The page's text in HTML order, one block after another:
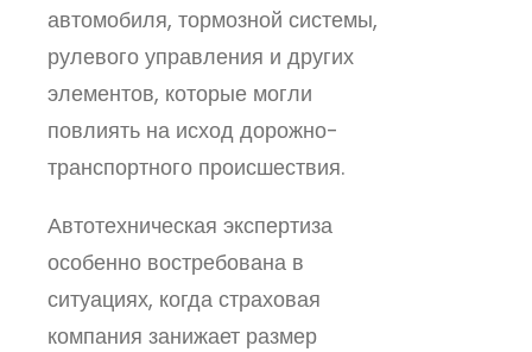
автомобиля, тормозной системы,
рулевого управления и других
элементов, которые могли
повлиять на исход дорожно-
транспортного происшествия.
Автотехническая экспертиза
особенно востребована в
ситуациях, когда страховая
компания занижает размер